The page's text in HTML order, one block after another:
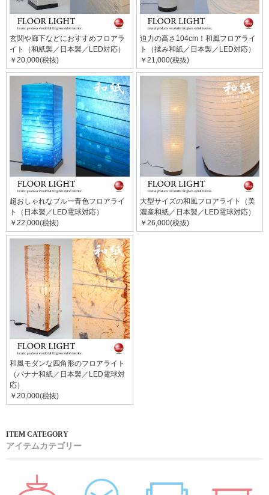
玄関や廊下などにおすすめフロアラ
イト（和紙製／日本製／LED対応）
￥20,000(税抜)
迫力の高さ104cm！和風フロアライ
ト（揉み和紙／日本製／LED対応）
￥21,000(税抜)
超おしゃれなブルー青色フロアライ
ト（日本製／LED電球対応）
￥22,000(税抜)
大型サイズの和風フロアライト（美
濃産和紙／日本製／LED電球対応）
￥26,000(税抜)
和風モダンな四角形のフロアライト
（バナナ和紙／日本製／LED電球対
応）
￥20,000(税抜)
アイテムカテゴリー